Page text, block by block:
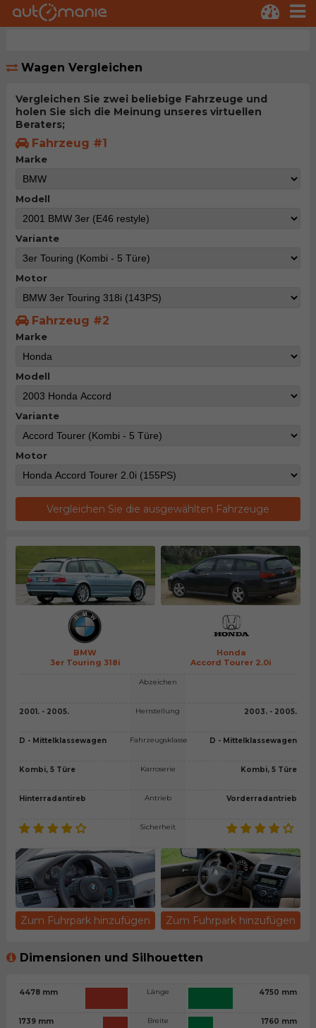
Wagen Vergleichen
Vergleichen Sie zwei beliebige Fahrzeuge und
holen Sie sich die Meinung unseres virtuellen
Beraters;
Fahrzeug #1
Marke
Modell
Variante
Motor
Fahrzeug #2
Marke
Modell
Variante
Motor
Vergleichen Sie die ausgewählten Fahrzeuge
BMW
3er Touring 318i
Honda
Accord Tourer 2.0i
2001. - 2005.
D - Mittelklassewagen
Kombi, 5 Türe
Hinterradantireb
Abzeichen
Herrstellung
Fahrzeugsklasse
Karroserie
Antrieb
Sicherheit
2003. - 2005.
D - Mittelklassewagen
Kombi, 5 Türe
Vorderradantrieb
Zum Fuhrpark hinzufügen Zum Fuhrpark hinzufügen
Dimensionen und Silhouetten
4478 mm
1739 mm
Länge
Breite
4750 mm
1760 mm